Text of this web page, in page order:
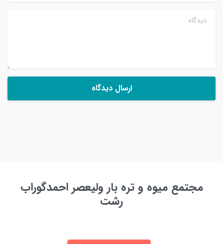
دیدگاه
مجتمع میوه و تره بار ولیعصر احمدگوراب
رشت